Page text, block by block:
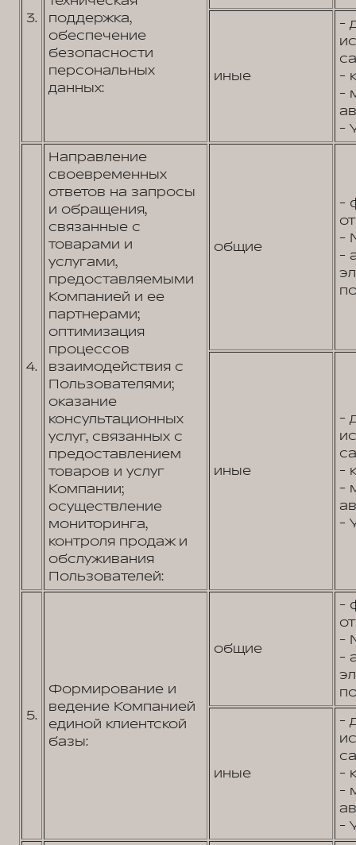
3.
поддержка,
обеспечение
безопасности
персональных
данных:
иные
-
-
-
-
4.
Направление
своевременных
ответов на запросы
и обращения,
связанные с
товарами и
услугами,
предоставляемыми
Компанией и ее
партнерами;
оптимизация
процессов
взаимодействия с
Пользователями;
оказание
консультационных
услуг, связанных с
предоставлением
товаров и услуг
Компании;
осуществление
мониторинга,
контроля продаж и
обслуживания
Пользователей:
общие
-
-
-
иные
-
-
-
-
5.
Формирование и
ведение Компанией
единой клиентской
базы:
общие
-
-
-
иные
-
-
-
-